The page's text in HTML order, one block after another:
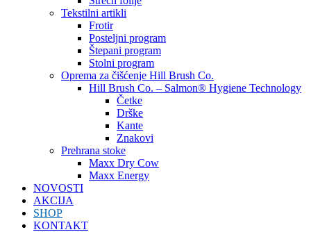
Tekstilni artikli
Frotir
Posteljni program
Štepani program
Stolni program
Oprema za čišćenje Hill Brush Co.
Hill Brush Co. – Salmon® Hygiene Technology
Četke
Drške
Kante
Znakovi
Prehrana stoke
Maxx Dry Cow
Maxx Energy
NOVOSTI
AKCIJA
SHOP
KONTAKT